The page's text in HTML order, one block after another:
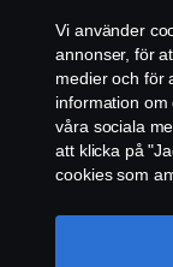
Vi använder
annonser, för
medier och för
information om
våra sociala
att klicka på
cookies som
"Cookie-
acceptera.